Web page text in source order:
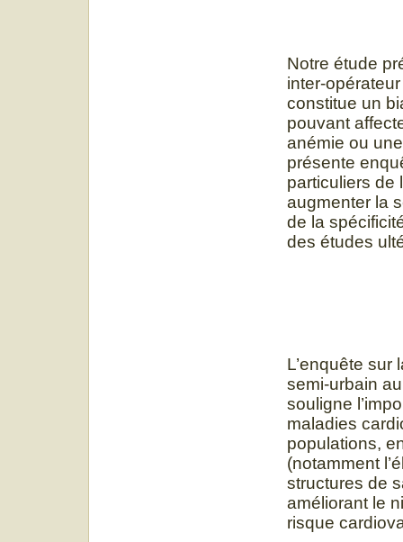
Notre étude
inter-
constitue un
pouvant
anémie ou
présente
particuliers de
augmenter la
de la
des études
L’enquête
semi-urbain
souligne
maladies
populations,
(notamment
structures de
améliorant le
risque